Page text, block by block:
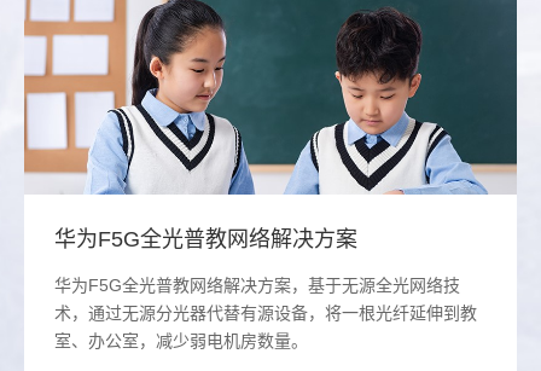
华为F5G全光普教网络解决方案
华为F5G全光普教网络解决方案，基于无源全光网络技
术，通过无源分光器代替有源设备，将一根光纤延伸到教
室、办公室，减少弱电机房数量。